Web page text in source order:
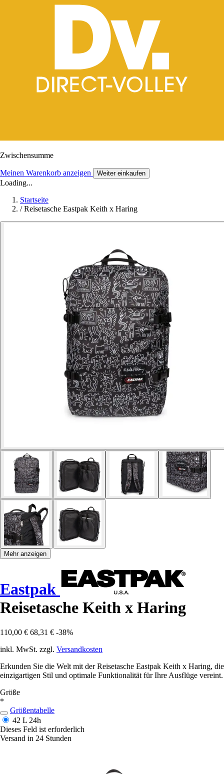
Zwischensumme
Meinen Warenkorb anzeigen Weiter einkaufen
Loading...
Startseite
/ Reisetasche Eastpak Keith x Haring
Mehr anzeigen
Eastpak
Reisetasche Keith x Haring
110,00 € 68,31 € -38%
inkl. MwSt. zzgl. Versandkosten
Erkunden Sie die Welt mit der Reisetasche Eastpak Keith x Haring, die
einzigartigen Stil und optimale Funktionalität für Ihre Ausflüge vereint.
Größe
*
Größentabelle
42 L 24h
Dieses Feld ist erforderlich
Versand in 24 Stunden